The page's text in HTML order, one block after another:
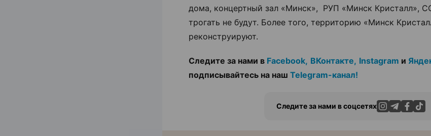
дома, концертный зал «Минск», РУП «Минск Кристалл»,
трогать не будут. Более того, территорию «Минск
реконструируют.
Следите за нами в Facebook, ВКонтакте, Instagram и
подписывайтесь на наш Telegram-канал!
Следите за нами в соцсетях